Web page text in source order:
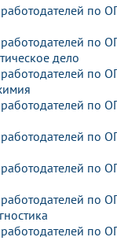
работодателей по
работодателей по
дело
работодателей по
работодателей по
работодателей по
работодателей по
работодателей по
работодателей по